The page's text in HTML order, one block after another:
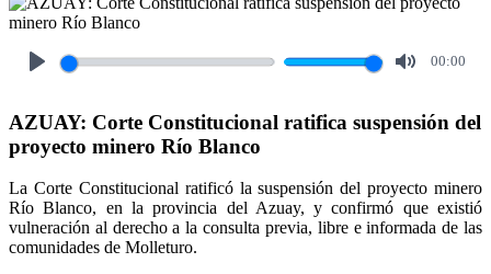
00:00
AZUAY: Corte Constitucional ratifica suspensión del
proyecto minero Río Blanco
La Corte Constitucional ratificó la suspensión del proyecto minero
Río Blanco, en la provincia del Azuay, y confirmó que existió
vulneración al derecho a la consulta previa, libre e informada de las
comunidades de Molleturo.